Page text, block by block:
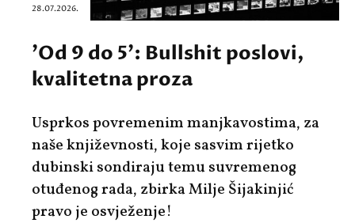
28.07.2026.
'Od 9 do 5': Bullshit poslovi,
kvalitetna proza
Usprkos povremenim manjkavostima, za
naše književnosti, koje sasvim rijetko
dubinski sondiraju temu suvremenog
otuđenog rada, zbirka Milje Šijakinjić
pravo je osvježenje!